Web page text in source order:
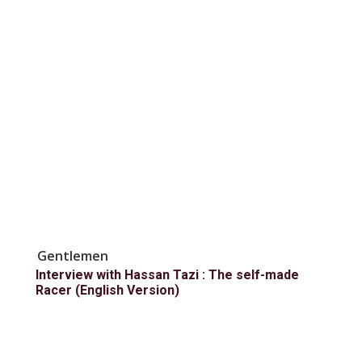
Gentlemen
Interview with Hassan Tazi : The self-made
Racer (English Version)